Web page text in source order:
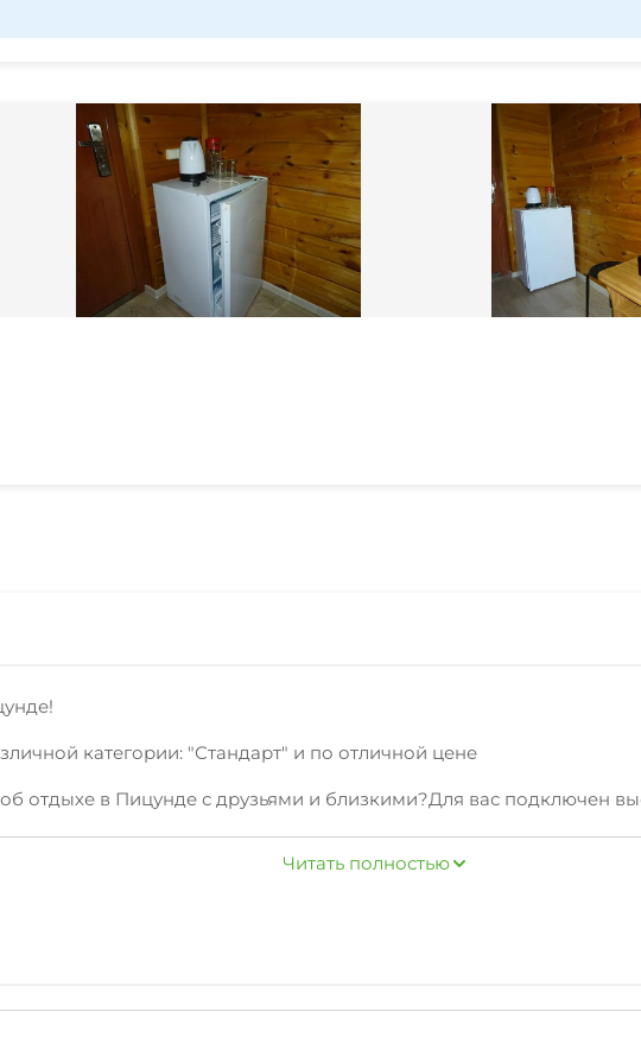
категории: "Стандарт" и по отличной цене
отдыхе в Пицунде с друзьями и близкими?Для вас подключен
- мы предоставляем удобную мебель, необходимую
галечный, набережная, о которых вам расскажут наши
различные дополнительныеуслуги: мангал/барбекю,
Читать полностью